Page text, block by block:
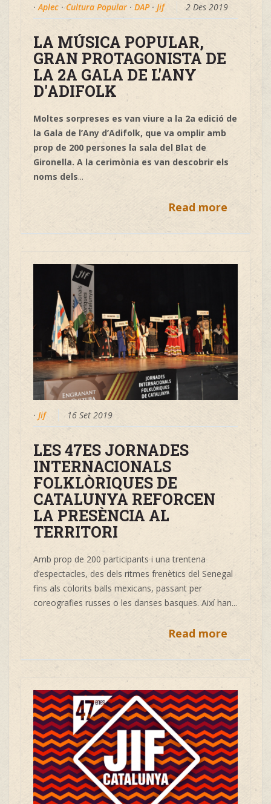
· Aplec · Cultura Popular · DAP· Jif 2 Des 2019
LA MÚSICA POPULAR,
GRAN PROTAGONISTA DE
LA 2A GALA DE L'ANY
D'ADIFOLK
Moltes sorpreses es van viure a la 2a edició de
la Gala de l’Any d’Adifolk, que va omplir amb
prop de 200 persones la sala del Blat de
Gironella. A la cerimònia es van descobrir els
noms dels...
Read more
· Jif 16 Set 2019
LES 47ES JORNADES
INTERNACIONALS
FOLKLÒRIQUES DE
CATALUNYA REFORCEN
LA PRESÈNCIA AL
TERRITORI
Amb prop de 200 participants i una trentena
d’espectacles, des dels ritmes frenètics del Senegal
fins als colorits balls mexicans, passant per
coreografies russes o les danses basques. Així han...
Read more